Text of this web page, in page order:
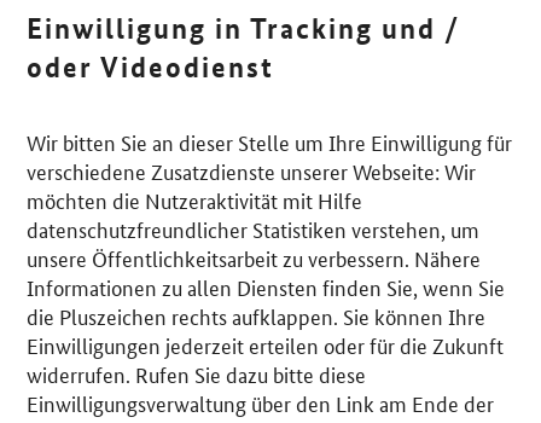
Einwilligung in Tracking und /
oder Videodienst
Wir bitten Sie an dieser Stelle um Ihre Einwilligung für
verschiedene Zusatzdienste unserer Webseite: Wir
möchten die Nutzeraktivität mit Hilfe
datenschutzfreundlicher Statistiken verstehen, um
unsere Öffentlichkeitsarbeit zu verbessern. Nähere
Informationen zu allen Diensten finden Sie, wenn Sie
die Pluszeichen rechts aufklappen. Sie können Ihre
Einwilligungen jederzeit erteilen oder für die Zukunft
widerrufen. Rufen Sie dazu bitte diese
Einwilligungsverwaltung über den Link am Ende der